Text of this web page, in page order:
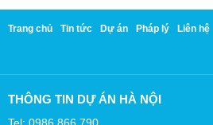
Trang chủ Tin tức Dự án Pháp lý Liên hệ
THÔNG TIN DỰ ÁN HÀ NỘI